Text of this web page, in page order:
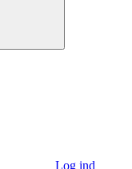
Log ind